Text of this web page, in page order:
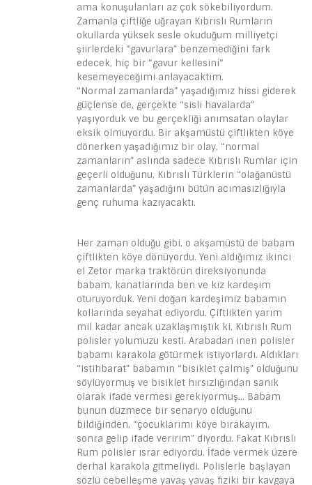
ama konuşulanları az çok sökebiliyordum.
Zamanla çiftliğe uğrayan Kıbrıslı Rumların
okullarda yüksek sesle okuduğum milliyetçi
şiirlerdeki “gavurlara” benzemediğini fark
edecek, hiç bir “gavur kellesini“
kesemeyeceğimi anlayacaktım.
“Normal zamanlarda” yaşadığımız hissi giderek
güçlense de, gerçekte “sisli havalarda”
yaşıyorduk ve bu gerçekliği anımsatan olaylar
eksik olmuyordu. Bir akşamüstü çiftlikten köye
dönerken yaşadığımız bir olay, “normal
zamanların” aslında sadece Kıbrıslı Rumlar için
geçerli olduğunu, Kıbrıslı Türklerin “olağanüstü
zamanlarda” yaşadığını bütün acımasızlığıyla
genç ruhuma kazıyacaktı.
Her zaman olduğu gibi, o akşamüstü de babam
çiftlikten köye dönüyordu. Yeni aldığımız ikinci
el Zetor marka traktörün direksiyonunda
babam, kanatlarında ben ve kız kardeşim
oturuyorduk. Yeni doğan kardeşimiz babamın
kollarında seyahat ediyordu. Çiftlikten yarım
mil kadar ancak uzaklaşmıştık ki, Kıbrıslı Rum
polisler yolumuzu kesti. Arabadan inen polisler
babamı karakola götürmek istiyorlardı. Aldıkları
“istihbarat” babamın “bisiklet çalmış” olduğunu
söylüyormuş ve bisiklet hırsızlığından sanık
olarak ifade vermesi gerekiyormuş… Babam
bunun düzmece bir senaryo olduğunu
bildiğinden, “çocuklarımı köye bırakayım,
sonra gelip ifade veririm” diyordu. Fakat Kıbrıslı
Rum polisler ısrar ediyordu. İfade vermek üzere
derhal karakola gitmeliydi. Polislerle başlayan
sözlü cebelleşme yavaş yavaş fiziki bir kavgaya